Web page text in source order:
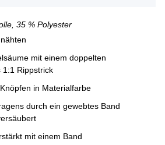
35 % Polyester
mit einem doppelten
1:1 Rippstrick
in Materialfarbe
durch ein gewebtes Band
mit einem Band